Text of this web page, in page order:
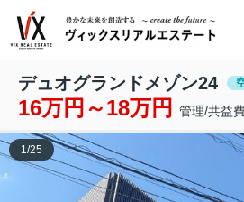
デュオグランドメゾン24
16万円～18万円 管理/共益
1/25